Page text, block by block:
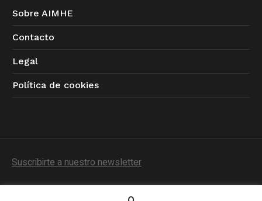
Sobre AIMHE
Contacto
Legal
Política de cookies
Suscribirte a nuestro newsletter